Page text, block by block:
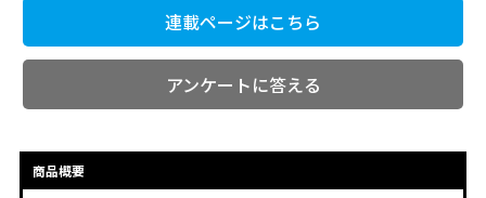
連載ページはこちら
アンケートに答える
商品概要